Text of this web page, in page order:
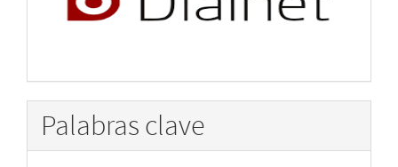
Palabras clave